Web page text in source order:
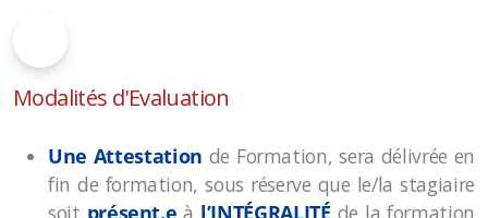
Modalités d'Evaluation
Une Attestation de Formation, sera délivrée en
fin de formation, sous réserve que le/la stagiaire
soit présent.e à l’INTÉGRALITÉ de la formation